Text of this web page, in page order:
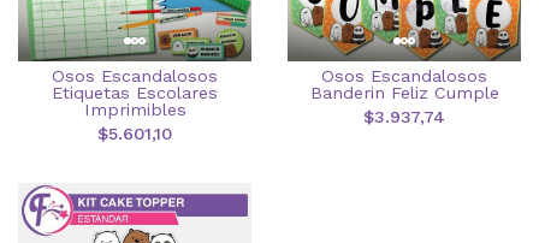
Osos Escandalosos
Etiquetas Escolares
Imprimibles
$5.601,10
Osos Escandalosos
Banderin Feliz Cumple
$3.937,74